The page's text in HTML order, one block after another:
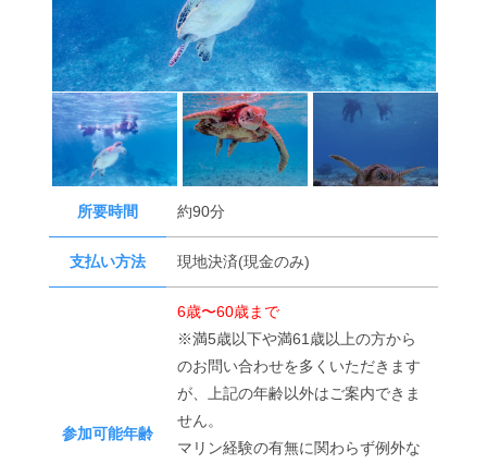
所要時間 約90分
支払い方法 現地決済(現金のみ)
参加可能年齢
6歳〜60歳まで
※満5歳以下や満61歳以上の方から
のお問い合わせを多くいただきます
が、上記の年齢以外はご案内できま
せん。
マリン経験の有無に関わらず例外な